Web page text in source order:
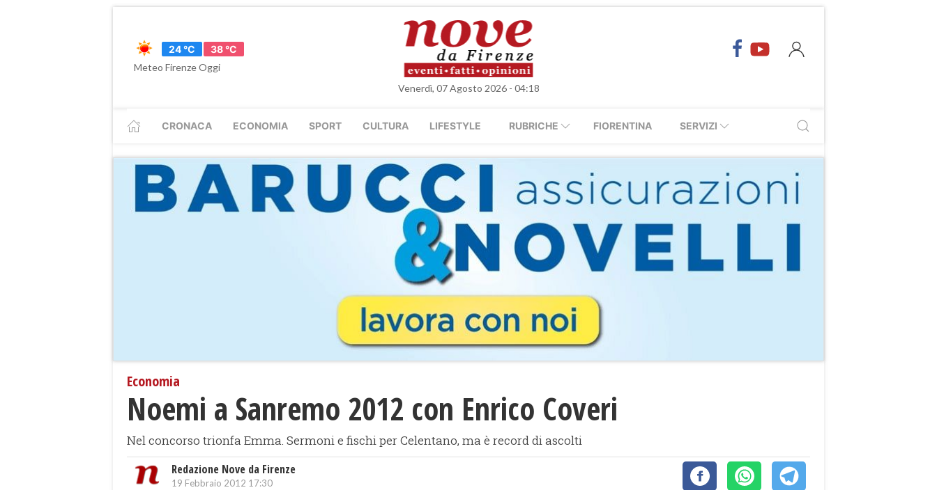
24 °C
38 °C
Meteo Firenze Oggi
Venerdì, 07 Agosto 2026 - 04:18
CRONACA ECONOMIA SPORT CULTURA LIFESTYLE RUBRICHE FIORENTINA SERVIZI
Economia
Noemi a Sanremo 2012 con Enrico Coveri
Nel concorso trionfa Emma. Sermoni e fischi per Celentano, ma è record di ascolti
Redazione Nove da Firenze
19 Febbraio 2012 17:30